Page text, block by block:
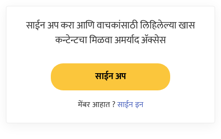
साईन अप करा आणि वाचकांसाठी लिहिलेल्या खास
कन्टेन्टचा मिळवा अमर्याद ॲक्सेस
साईन अप
मेंबर आहात ?साईन इन